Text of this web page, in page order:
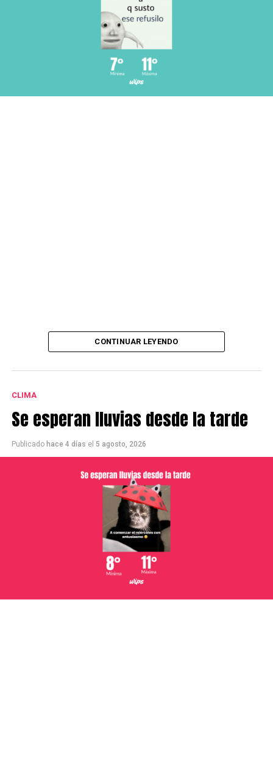
CONTINUAR LEYENDO
CLIMA
Se esperan lluvias desde la tarde
Publicado hace 4 días el 5 agosto, 2026